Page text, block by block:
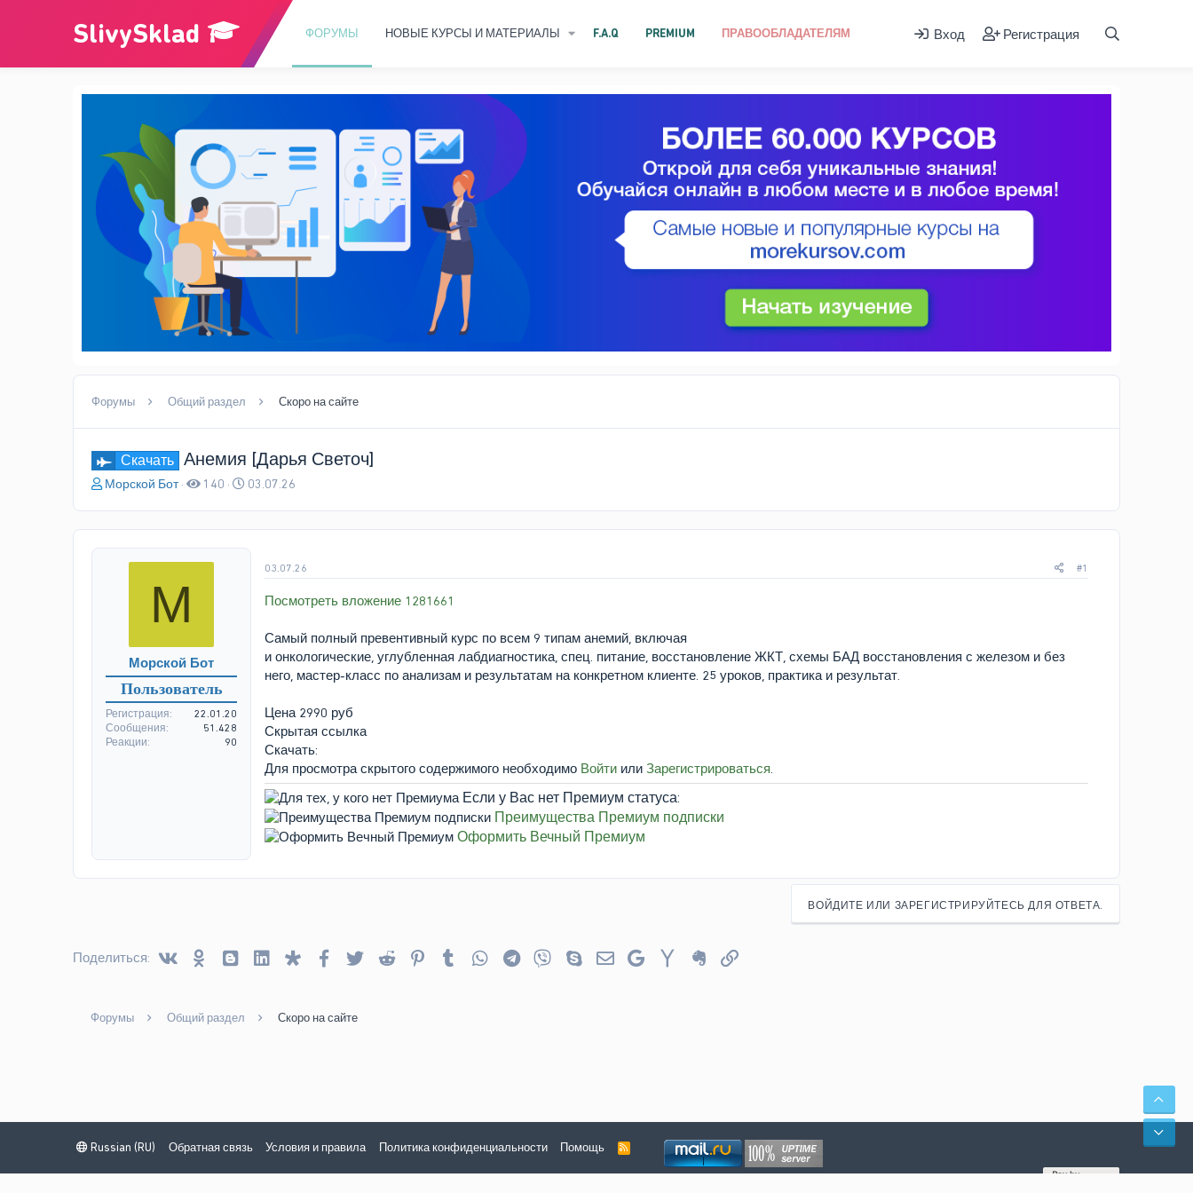
ФОРУМЫ НОВЫЕ КУРСЫ И МАТЕРИАЛЫ F.A.Q PREMIUM ПРАВООБЛАДАТЕЛЯМ Вход Регистрация
Форумы Общий раздел Скоро на сайте
Скачать Анемия [Дарья Светоч]
А
о
р
Морской Бот 140
Д
а
н
03.07.26
М
Морской Бот
Пользователь
Регистрация
22.01.20
Сообщения
51.428
Реакции
90
03.07.26 #1
Посмотреть вложение 1281661
Самый полный превентивный курс по всем 9 типам анемий, включая
и онкологические, углубленная лабдиагностика, спец. питание, восстановление ЖКТ, схемы БАД восстановления с железом и без
него, мастер-класс по анализам и результатам на конкретном клиенте. 25 уроков, практика и результат.
Цена 2990 руб
Скрытая ссылка
Скачать:
Для просмотра скрытого содержимого необходимо Войти или Зарегистрироваться.
Если у Вас нет Премиум статуса:
Преимущества Премиум подписки
Оформить Вечный Премиум
ВОЙДИТЕ ИЛИ ЗАРЕГИСТРИРУЙТЕСЬ ДЛЯ ОТВЕТА.
Поделиться: VkontakteOdnoklassniki
BloggerLinked InDiasporaFacebook
TwitterReddit PinterestTumblr WhatsAppTelegram
Viber SkypeЭлектронная почта
Google Yahoo EvernoteСсылка
Форумы Общий раздел Скоро на сайте
Russian (RU) Обратная связь Условия и правила Политика конфиденциальности Помощь
R
S
S